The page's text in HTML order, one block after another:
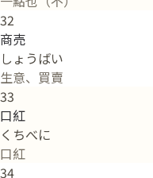
32
商売
しょうばい
生意、買賣
33
口紅
くちべに
口紅
34